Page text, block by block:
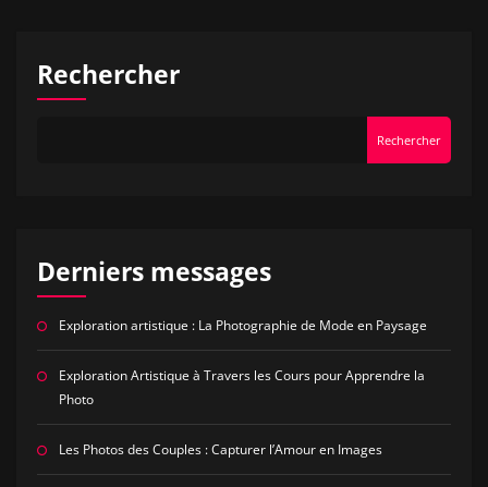
Rechercher
Rechercher
Derniers messages
Exploration artistique : La Photographie de Mode en Paysage
Exploration Artistique à Travers les Cours pour Apprendre la
Photo
Les Photos des Couples : Capturer l’Amour en Images